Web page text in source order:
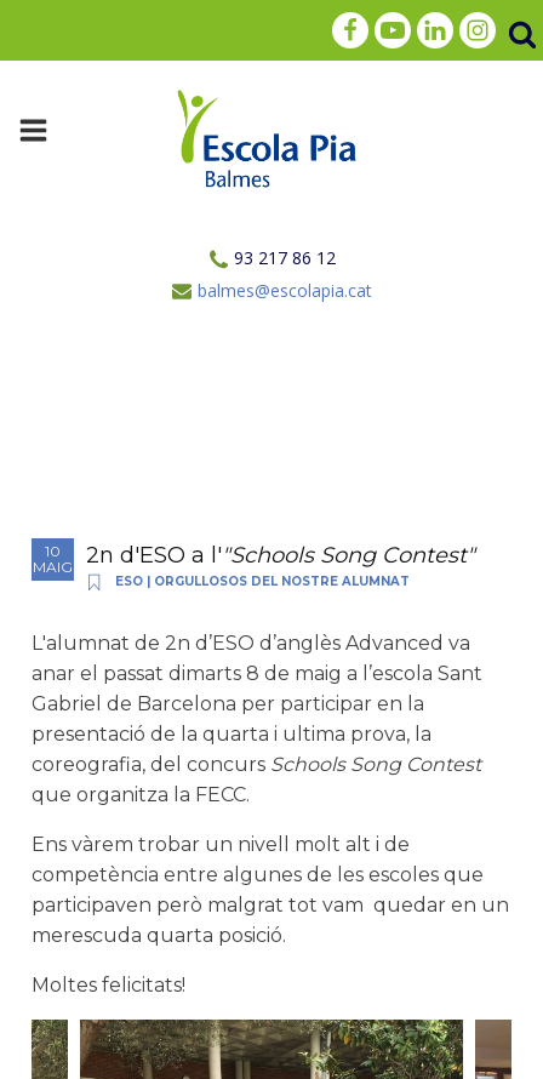
93 217 86 12
balmes@escolapia.cat
10
MAIG
2n d'ESO a l'"Schools Song Contest"
ESO | ORGULLOSOS DEL NOSTRE ALUMNAT
L'alumnat de 2n d’ESO d’anglès Advanced va
anar el passat dimarts 8 de maig a l’escola Sant
Gabriel de Barcelona per participar en la
presentació de la quarta i ultima prova, la
coreografia, del concurs Schools Song Contest
que organitza la FECC.
Ens vàrem trobar un nivell molt alt i de
competència entre algunes de les escoles que
participaven però malgrat tot vam quedar en un
merescuda quarta posició.
Moltes felicitats!